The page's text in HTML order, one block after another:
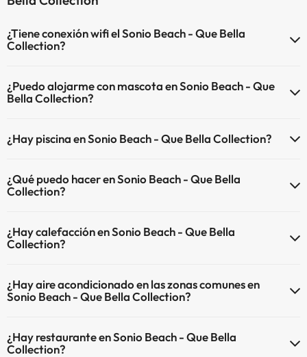
¿Tiene conexión wifi el Sonio Beach - Que Bella
Collection?
¿Puedo alojarme con mascota en Sonio Beach - Que
Bella Collection?
¿Hay piscina en Sonio Beach - Que Bella Collection?
puede ser de pago) Aquí tienes más info sobre la piscina y otras
instalaciones.
Piscina al aire libre (toda la temporada)
¿Qué puedo hacer en Sonio Beach - Que Bella
Collection?
actividades (algunas pueden ser de pago).
¿Hay calefacción en Sonio Beach - Que Bella
Collection?
comunes.
¿Hay aire acondicionado en las zonas comunes en
Sonio Beach - Que Bella Collection?
las zonas comunes.
¿Hay restaurante en Sonio Beach - Que Bella
Collection?